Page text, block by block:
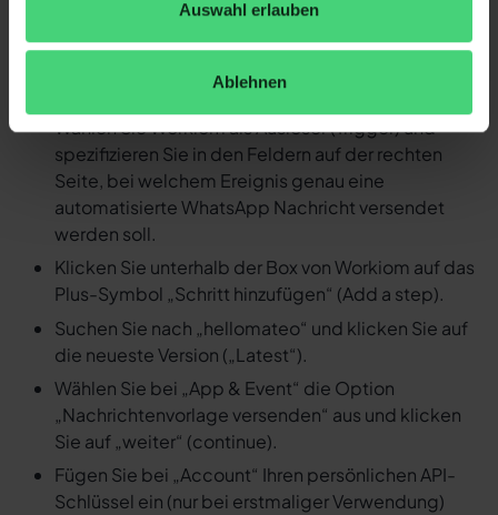
Auswahl erlauben
Ablehnen
Nachricht versenden
erstellen Sie einen neuen Zap.
Wählen Sie Workiom als Auslöser (Trigger) und
spezifizieren Sie in den Feldern auf der rechten
Seite, bei welchem Ereignis genau eine
automatisierte WhatsApp Nachricht versendet
werden soll.
Klicken Sie unterhalb der Box von Workiom auf das
Plus-Symbol „Schritt hinzufügen“ (Add a step).
Suchen Sie nach „hellomateo“ und klicken Sie auf
die neueste Version („Latest“).
Wählen Sie bei „App & Event“ die Option
„Nachrichtenvorlage versenden“ aus und klicken
Sie auf „weiter“ (continue).
Fügen Sie bei „Account“ Ihren persönlichen API-
Schlüssel ein (nur bei erstmaliger Verwendung)